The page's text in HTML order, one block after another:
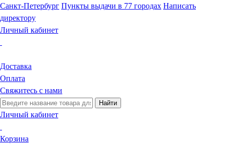
Санкт-Петербург Пункты выдачи в 77 городах Написать
директору
Личный кабинет
Доставка
Оплата
Свяжитесь с нами
Найти
Личный кабинет
Корзина